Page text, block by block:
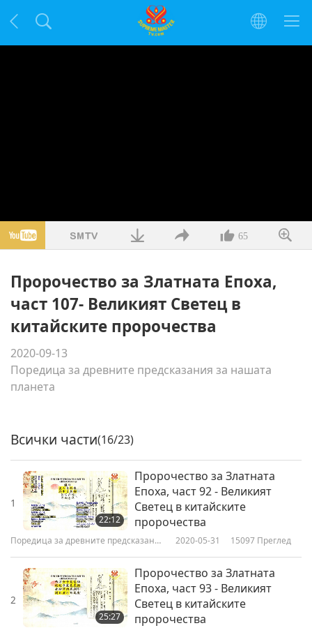
65
Пророчество за Златната Епоха,
част 107- Великият Светец в
китайските пророчества
2020-09-13
Поредица за древните предсказания за нашата
планета
Всички части(16/23)
1
22:12
Пророчество за Златната
Епоха, част 92 - Великият
Светец в китайските
пророчества
Поредица за древните предсказания
2020-05-31 15097 Преглед
2
25:27
Пророчество за Златната
Епоха, част 93 - Великият
Светец в китайските
пророчества